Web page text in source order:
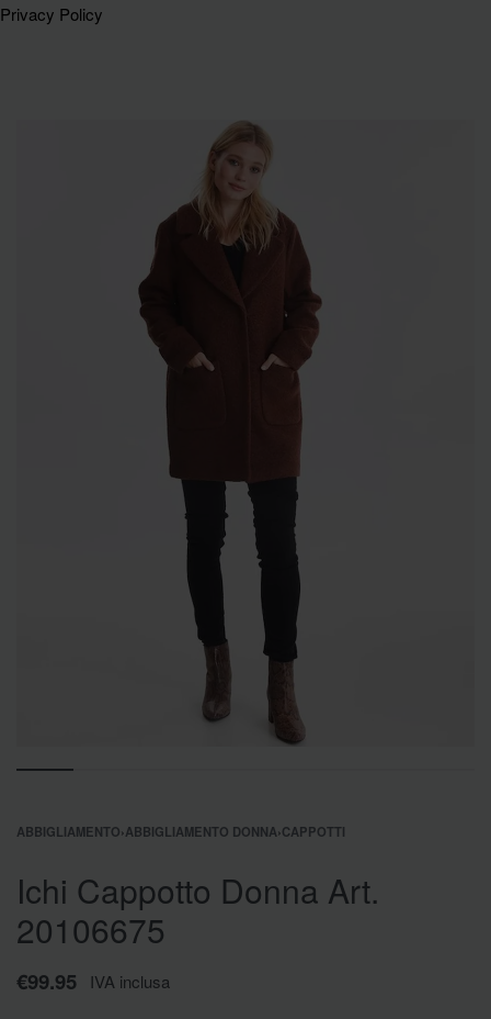
Privacy Policy
ABBIGLIAMENTO›ABBIGLIAMENTO DONNA›CAPPOTTI
Ichi Cappotto Donna Art.
20106675
€99.95 IVA inclusa